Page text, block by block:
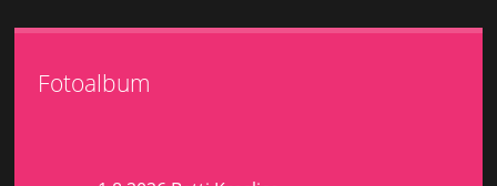
Fotoalbum